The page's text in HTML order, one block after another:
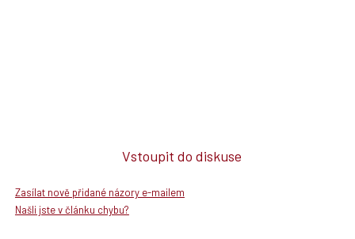
Vstoupit do diskuse
Zasílat nově přidané názory e-mailem
Našli jste v článku chybu?